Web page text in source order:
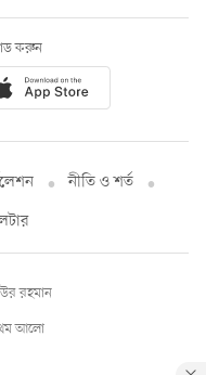
করুন
নীতি ও শর্ত
আলো
রহমান